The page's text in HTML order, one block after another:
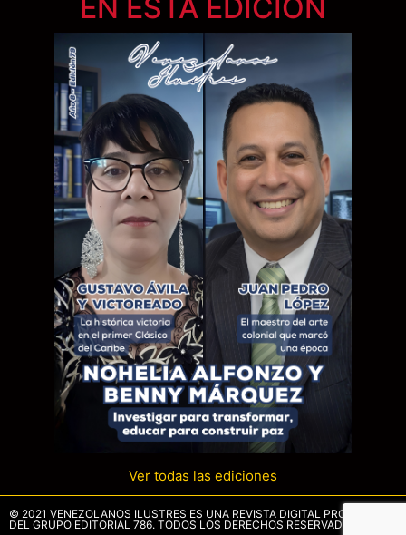
EN ESTA EDICIÓN
Ver todas las ediciones
© 2021 VENEZOLANOS ILUSTRES ES UNA REVISTA DIGITAL PROPIEDAD
DEL GRUPO EDITORIAL 786. TODOS LOS DERECHOS RESERVADOS.